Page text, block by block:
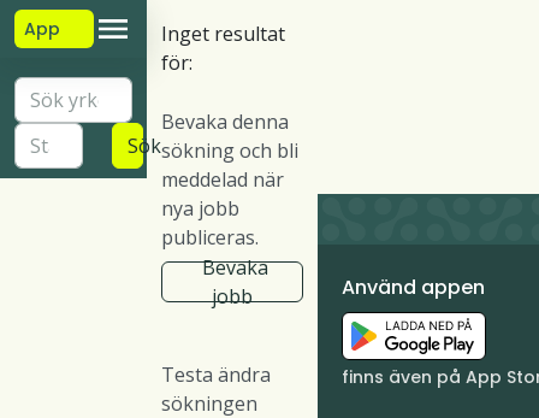
App
Sök
Inget resultat
för:
Bevaka denna
sökning och bli
meddelad när
nya jobb
publiceras.
Bevaka
jobb
Testa ändra
sökningen
Använd appen
finns även på App